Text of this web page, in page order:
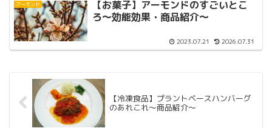
アーモンド
【お菓子】アーモンドのすごいとこ
ろ〜効能効果・商品紹介〜
2023.07.21 2026.07.31
【冷凍食品】プラントベースハンバーグ
のあれこれ〜商品紹介〜